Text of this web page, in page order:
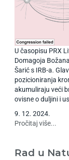
U časopisu PRX
Domagoja
Šarić s IRB-a.
pozicioniranja
akumuliraju veći
ovisne o duljini i
9. 12. 2024.
Pročitaj više...
Rad u